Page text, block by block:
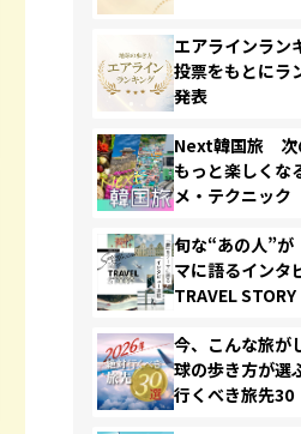
エアラインラ
投票をもとにラ
発表
Next韓国旅 次
もっと楽しくな
メ・テクニック
旬な“あの人”が
マに語るインタ
TRAVEL STORY
今、こんな旅が
球の歩き方が選
行くべき旅先30